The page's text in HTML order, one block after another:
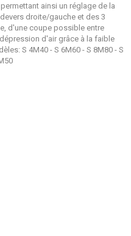
ainsi un réglage de la
droite/gauche et des 3
d'une coupe possible entre
d'air grâce à la faible
S 4M40 - S 6M60 - S 8M80 - S